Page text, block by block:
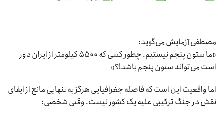
مصطفی آزمایش می‌گوید:
«ما ستون پنجم نیستیم. چطور کسی که ۵۵۰۰ کیلومتر از ایران دور
است می‌تواند ستون پنجم باشد!؟»
اما واقعیت این است که فاصله جغرافیایی هرگز به‌تنهایی مانع از ایفای
نقش در جنگ ترکیبی علیه یک کشور نیست. وقتی شخصی: